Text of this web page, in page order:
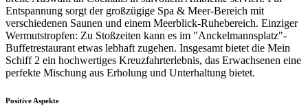
Entspannung sorgt der großzügige Spa & Meer-Bereich mit
verschiedenen Saunen und einem Meerblick-Ruhebereich. Einziger
Wermutstropfen: Zu Stoßzeiten kann es im "Anckelmannsplatz"-
Buffetrestaurant etwas lebhaft zugehen. Insgesamt bietet die Mein
Schiff 2 ein hochwertiges Kreuzfahrterlebnis, das Erwachsenen eine
perfekte Mischung aus Erholung und Unterhaltung bietet.
Positive Aspekte